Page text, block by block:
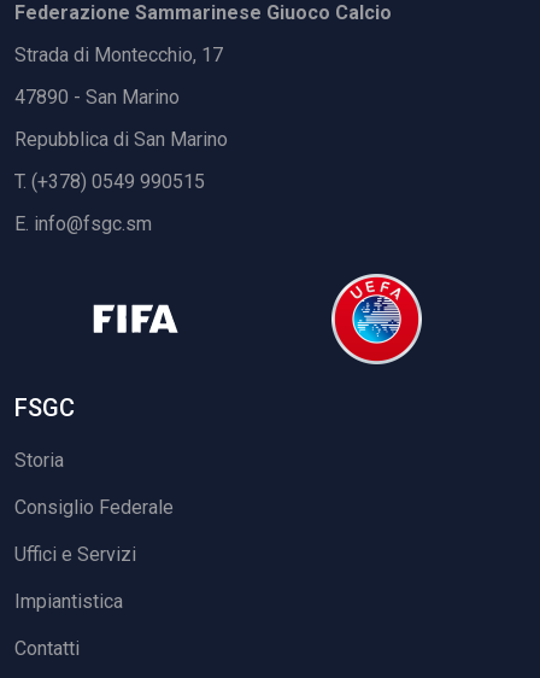
Federazione Sammarinese Giuoco Calcio
Strada di Montecchio, 17
47890 - San Marino
Repubblica di San Marino
T. (+378) 0549 990515
E. info@fsgc.sm
FSGC
Storia
Consiglio Federale
Uffici e Servizi
Impiantistica
Contatti